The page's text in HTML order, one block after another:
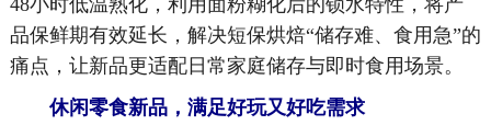
48小时低温熟化，利用面粉糊化后的锁水特性，将产
品保鲜期有效延长，解决短保烘焙“储存难、食用急”的
痛点，让新品更适配日常家庭储存与即时食用场景。
休闲零食新品，满足好玩又好吃需求